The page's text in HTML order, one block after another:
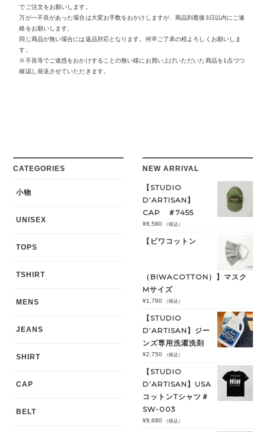
でご注文をお願いします。
万が一不良があった場合は大変お手数をおかけしますが、商品到着後3日以内にご連
絡をお願いします。
同じ商品が無い場合には返品対応となります。何卒ご了承の程よろしくお願いしま
す。
※不良等でご迷惑をおかけすることの無い様にお買い上げいただいた商品を1点づつ
確認し発送させていただきます。
CATEGORIES
小物
UNISEX
TOPS
TSHIRT
MENS
JEANS
SHIRT
CAP
BELT
NEW ARRIVAL
【STUDIO
D’ARTISAN】
CAP ＃7455
¥8,580 （税込）
【ビワコットン
（BIWACOTTON）】マスク
Mサイズ
¥1,760 （税込）
【STUDIO
D’ARTISAN】ジー
ンズ専用洗濯洗剤
¥2,750 （税込）
【STUDIO
D’ARTISAN】USA
コットンTシャツ＃
SW-003
¥9,680 （税込）